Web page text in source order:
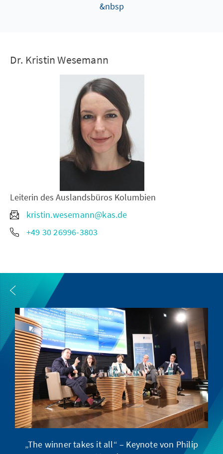
&nbsp
Dr. Kristin Wesemann
Leiterin des Auslandsbüros Kolumbien
kristin.wesemann@kas.de
+49 30 26996-3803
„The winner takes it all“ – Keynote von Philip